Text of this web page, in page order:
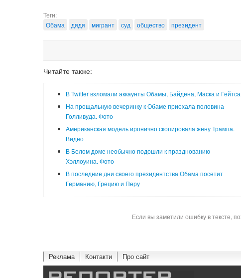
Теги:
Обама
дядя мигрант суд общество президент
Читайте также:
В Twitter взломали аккаунты Обамы, Байдена, Маска и Гейтса
На прощальную вечеринку к Обаме приехала половина
Голливуда. Фото
Американская модель иронично скопировала жену Трампа.
Видео
В Белом доме необычно подошли к празднованию
Хэллоуина. Фото
В последние дни своего президентства Обама посетит
Германию, Грецию и Перу
Если вы заметили ошибку в тексте,
Реклама Контакти Про сайт